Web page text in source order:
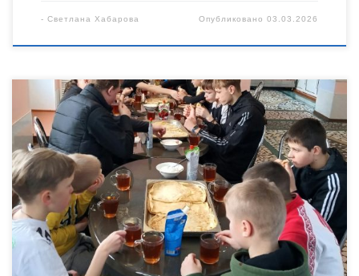
- Светлана Хабарова Опубликовано03.03.2026
18 февраля в центре «Семейный причал» села Красивка
Инжавинского благочиния прошла очередная встреча
воспитанников со священнослужителями. На сырной
седмице к детям с румяными блинами приехало духовенство
нескольких благочиний Уваровской епархии. За одним
большим столом, помолясь перед трапезой, ребята и гости
выпили чай, обсудили новости и поделились друг с другом
хорошим настроением. А после вышли […]